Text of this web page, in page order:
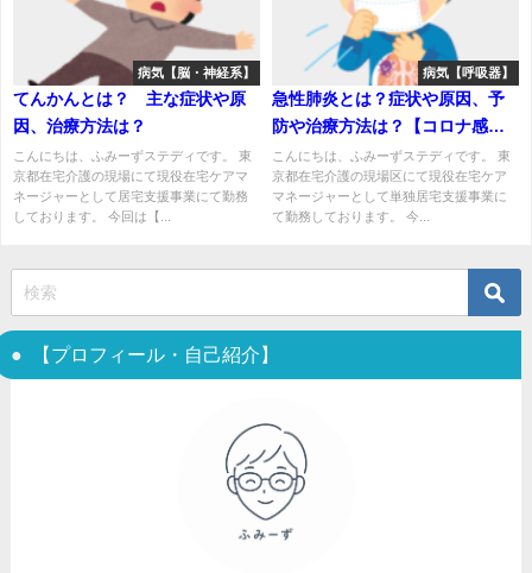
病気【脳・神経系】
てんかんとは？ 主な症状や原
因、治療方法は？
こんにちは、ふみーずステディです。 東
京都在宅介護の現場にて現役在宅ケアマ
ネージャーとして居宅支援事業にて勤務
しております。 今回は【...
病気【呼吸器】
急性肺炎とは？症状や原因、予
防や治療方法は？【コロナ感染
→肺炎→重度化】
こんにちは、ふみーずステディです。 東
京都在宅介護の現場区にて現役在宅ケア
マネージャーとして単独居宅支援事業に
て勤務しております。 今...
【プロフィール・自己紹介】